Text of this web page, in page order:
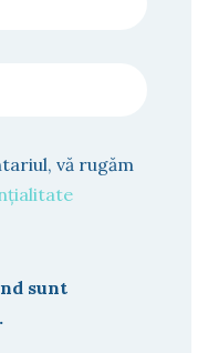
vă rugăm
sunt